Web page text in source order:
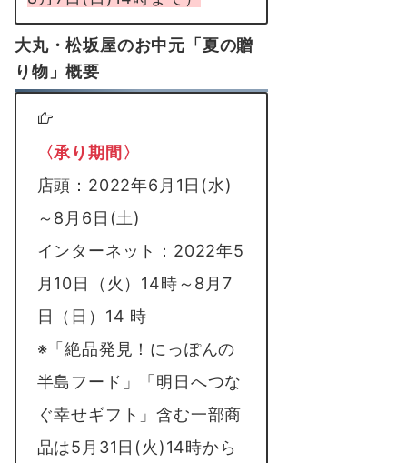
大丸・松坂屋のお中元「夏の贈
り物」概要
〈承り期間〉
店頭：2022年6月1日(水)
～8月6日(土)
インターネット：2022年5
月10日（火）14時～8月7
日（日）14 時
※「絶品発見！にっぽんの
半島フード」「明日へつな
ぐ幸せギフト」含む一部商
品は5月31日(火)14時から